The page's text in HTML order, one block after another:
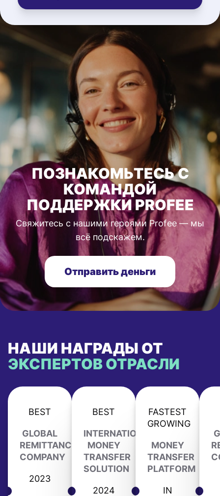
ПОЗНАКОМЬТЕСЬ С
КОМАНДОЙ
ПОДДЕРЖКИ PROFEE
Свяжитесь с нашими героями Profee — мы
всё подскажем.
Отправить деньги
НАШИ НАГРАДЫ ОТ
ЭКСПЕРТОВ ОТРАСЛИ
BEST
GLOBAL
REMITTANCE
COMPANY
2023
BEST
INTERNATIONAL
MONEY
TRANSFER
SOLUTION
2024
FASTEST
GROWING
MONEY
TRANSFER
PLATFORM
IN